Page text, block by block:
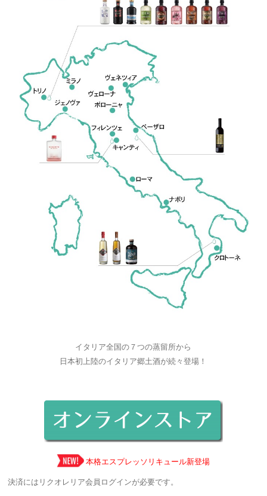
イタリア全国の７つの蒸留所から
日本初上陸のイタリア郷土酒が続々登場！
本格エスプレッソリキュール新登場
決済にはリクオレリア会員ログインが必要です。